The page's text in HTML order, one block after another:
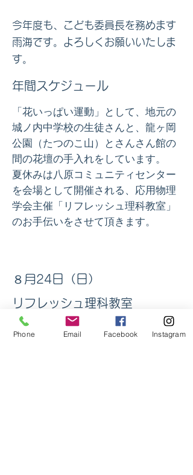
​今年度も、こども委員長を務めます
雨海です。よろしくお願いいたしま
す。
​年間スケジュール
「花いっぱい運動」として、地元の
城ノ内中学校の生徒さんと、龍ヶ岡
公園（たつのこ山）とさんさん館の
間の花壇の手入れをしています。
夏休みは八原コミュニティセンター
を会場として開催される、応用物理
学会主催「リフレッシュ理科教室」
のお手伝いをさせて頂きます。
８月24日（日）
リフレッシュ理科教室
​動くおもちゃホバークラフトを作
Phone Email Facebook Instagram